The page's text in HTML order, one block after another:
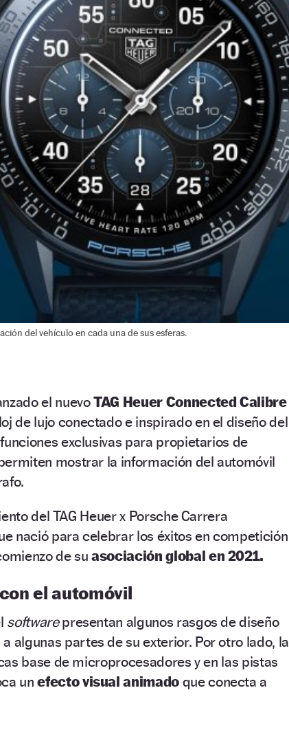
del vehículo en cada una de sus esferas.
el nuevoTAG Heuer Connected Calibre
de lujo conectado e inspirado en el diseño del
exclusivas para propietarios de
mostrar la información del automóvil
del TAG Heuer x Porsche Carrera
nació para celebrar los éxitos en competición
de suasociación global en 2021.
el automóvil
softwarepresentan algunos rasgos de diseño
algunas partes de su exterior. Por otro lado, la
base de microprocesadores y en las pistas
un efecto visual animado que conecta a